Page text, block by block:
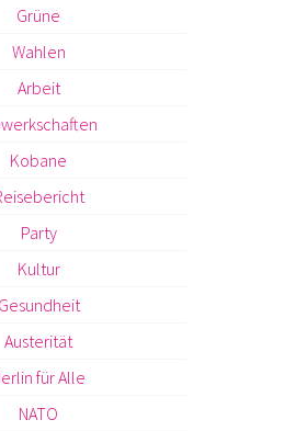
Grüne
Wahlen
Arbeit
Kobane
Party
Kultur
Gesundheit
Austerität
für Alle
NATO